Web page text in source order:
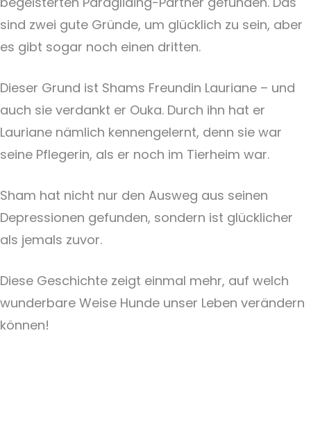
sind zwei gute Gründe, um glücklich zu sein, aber
es gibt sogar noch einen dritten.
Dieser Grund ist Shams Freundin Lauriane – und
auch sie verdankt er Ouka. Durch ihn hat er
Lauriane nämlich kennengelernt, denn sie war
seine Pflegerin, als er noch im Tierheim war.
Sham hat nicht nur den Ausweg aus seinen
Depressionen gefunden, sondern ist glücklicher
als jemals zuvor.
Diese Geschichte zeigt einmal mehr, auf welch
wunderbare Weise Hunde unser Leben verändern
können!